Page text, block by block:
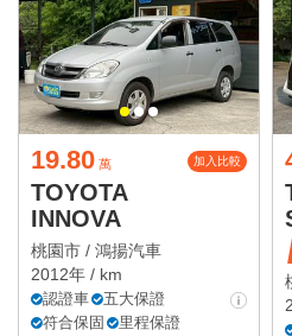
19.80 萬 加入比較
TOYOTA
INNOVA
桃園市 / 鴻揚汽車
2012年 / km
認證車
五大保證
符合保固
里程保證